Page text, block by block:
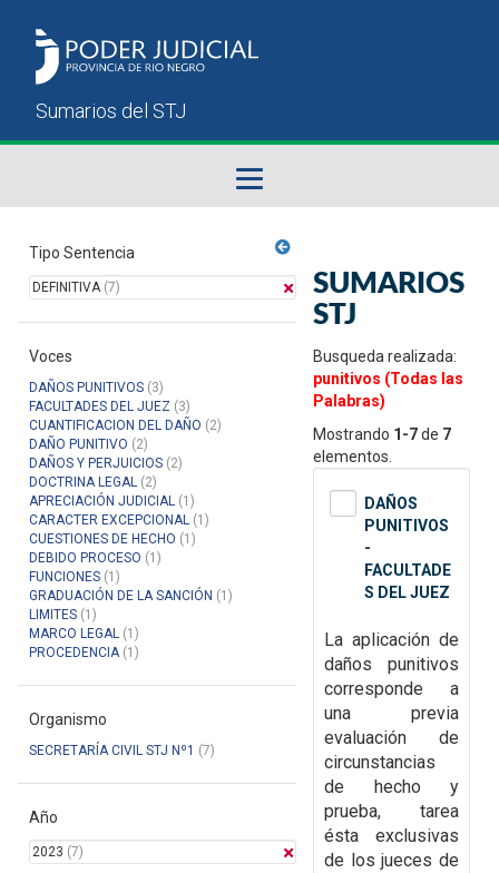
Sumarios del STJ
Manual del Usuario
Tipo Sentencia
DEFINITIVA(7)
Voces
DAÑOS PUNITIVOS (3)
FACULTADES DEL JUEZ (3)
CUANTIFICACION DEL DAÑO (2)
DAÑO PUNITIVO (2)
DAÑOS Y PERJUICIOS (2)
DOCTRINA LEGAL (2)
APRECIACIÓN JUDICIAL (1)
CARACTER EXCEPCIONAL (1)
CUESTIONES DE HECHO (1)
DEBIDO PROCESO (1)
FUNCIONES (1)
GRADUACIÓN DE LA SANCIÓN (1)
LIMITES (1)
MARCO LEGAL (1)
PROCEDENCIA(1)
Organismo
SECRETARÍA CIVIL STJ Nº1 (7)
Año
2023 (7)
SUMARIOS
STJ
Busqueda realizada:
punitivos (Todas las
Palabras)
Mostrando 1-7de 7
elementos.
DAÑOS
PUNITIVOS
-
FACULTADE
S DEL JUEZ
La aplicación de
daños punitivos
corresponde a
una previa
evaluación de
circunstancias
de hecho y
prueba, tarea
ésta exclusivas
de los jueces de